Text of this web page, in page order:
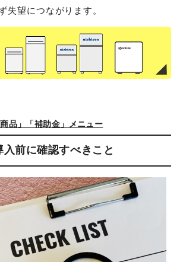
失望につながります。
品」「補助金」メニュー
前に確認すべきこと